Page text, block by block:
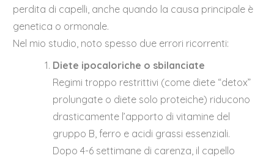
perdita di capelli, anche quando la causa principale è
genetica o ormonale.
Nel mio studio, noto spesso due errori ricorrenti:
Diete ipocaloriche o sbilanciate
Regimi troppo restrittivi (come diete “detox”
prolungate o diete solo proteiche) riducono
drasticamente l’apporto di vitamine del
gruppo B, ferro e acidi grassi essenziali.
Dopo 4-6 settimane di carenza, il capello